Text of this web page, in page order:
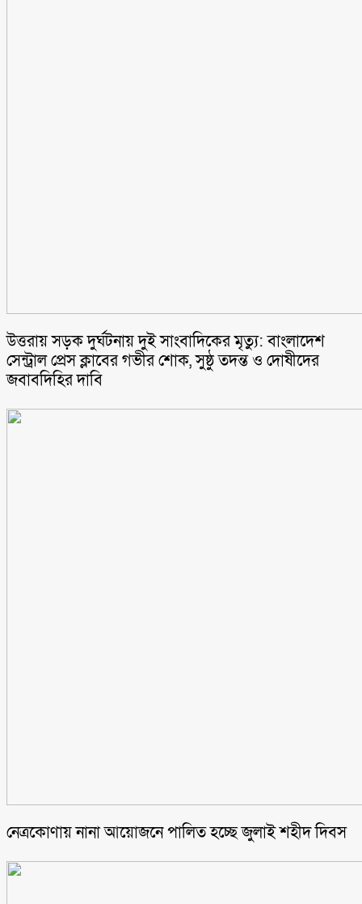
উত্তরায় সড়ক দুর্ঘটনায় দুই সাংবাদিকের মৃত্যু: বাংলাদেশ
সেন্ট্রাল প্রেস ক্লাবের গভীর শোক, সুষ্ঠু তদন্ত ও দোষীদের
জবাবদিহির দাবি
নেত্রকোণায় নানা আয়োজনে পালিত হচ্ছে জুলাই শহীদ দিবস